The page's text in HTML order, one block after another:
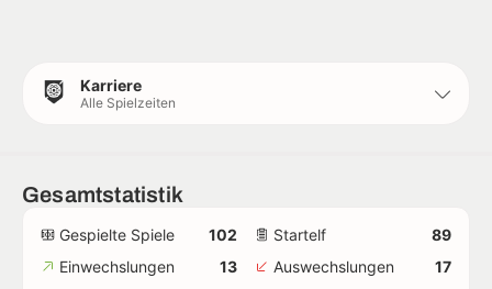
Karriere
Alle Spielzeiten
Gesamtstatistik
Gespielte Spiele 102 Startelf
89
Einwechslungen
13 Auswechslungen
17